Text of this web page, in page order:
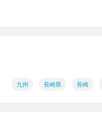
九州 長崎県 長崎